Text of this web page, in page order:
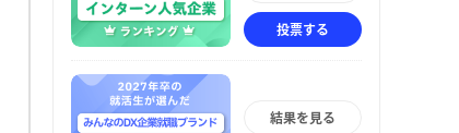
投票する
結果を見る